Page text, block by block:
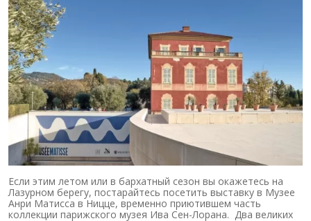
Если этим летом или в бархатный сезон вы окажетесь на
Лазурном берегу, постарайтесь посетить выставку в Музее
Анри Матисса в Ницце, временно приютившем часть
коллекции парижского музея Ива Сен-Лорана. Два великих